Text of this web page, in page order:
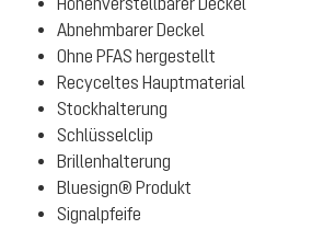
Abnehmbarer Deckel
Ohne PFAS hergestellt
Recyceltes Hauptmaterial
Stockhalterung
Schlüsselclip
Brillenhalterung
Bluesign® Produkt
Signalpfeife